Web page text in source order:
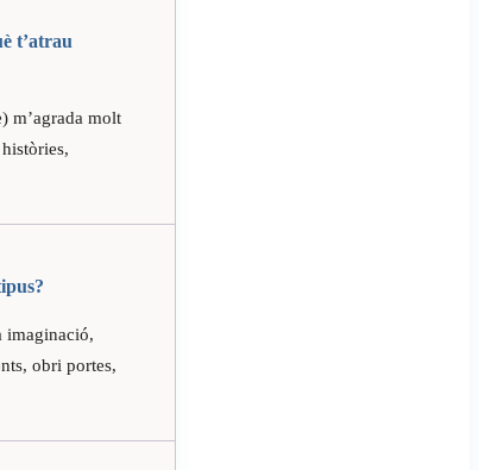
t’atrau
m’agrada molt
imaginació,
obri portes,